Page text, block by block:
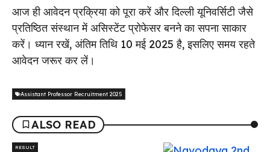
आज ही आवेदन प्रक्रिया को पूरा करें और दिल्ली यूनिवर्सिटी जैसे
प्रतिष्ठित संस्थान में असिस्टेंट प्रोफेसर बनने का सपना साकार
करें। ध्यान रखें, अंतिम तिथि 10 मई 2025 है, इसलिए समय रहते
आवेदन जरूर कर लें।
Assistant Professor Recruitment 2025
ALSO READ
RESULT